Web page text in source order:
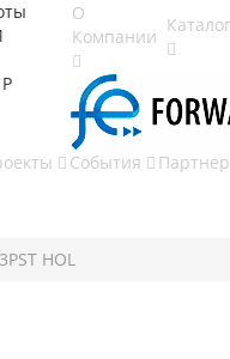
О
Компании
Каталог
События
HOL